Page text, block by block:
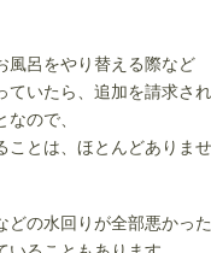
風呂をやり替える際など
いたら、追加を請求さ
ので、
とは、ほとんどありませ
の水回りが全部悪かっ